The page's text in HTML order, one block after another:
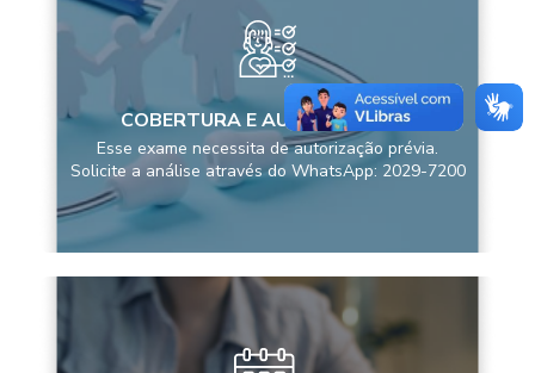
COBERTURA E AUTORIZAÇÕES
Esse exame necessita de autorização prévia.
Solicite a análise através do WhatsApp: 2029-7200